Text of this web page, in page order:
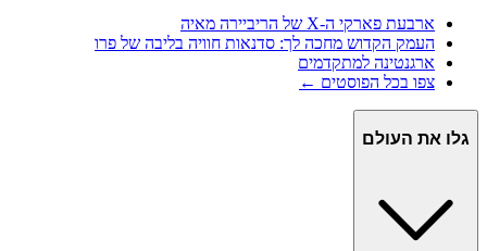
ארבעת פארקי ה-X של הריביירה מאיה
העמק הקדוש מחכה לך: סדנאות חוויה בליבה של פרו
ארגנטינה למתקדמים
צפו בכל הפוסטים ←
גלו את העולם